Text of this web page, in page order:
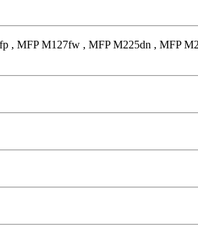
, MFP M127fw , MFP M225dn , MFP